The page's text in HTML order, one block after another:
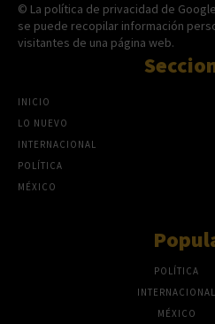
© La política de privacidad de
se puede recopilar información
visitantes de una página web.
INICIO
LO NUEVO
INTERNACIONAL
POLÍTICA
MÉXICO
POLÍTICA
INTERNACIONAL
MÉXICO